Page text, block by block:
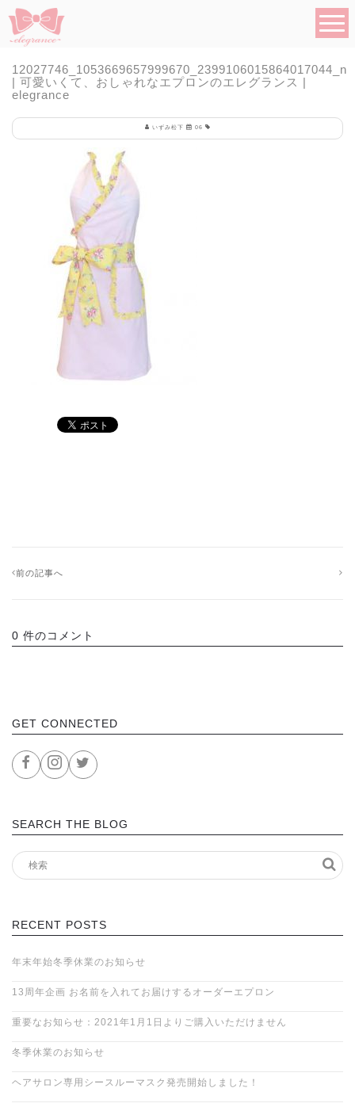
12027746_1053669657999670_2399106015864017044_n
| 可愛いくて、おしゃれなエプロンのエレグランス |
elegrance
いずみ松下 06
前の記事へ
0 件のコメント
GET CONNECTED
SEARCH THE BLOG
RECENT POSTS
年末年始冬季休業のお知らせ
13周年企画 お名前を入れてお届けするオーダーエプロン
重要なお知らせ：2021年1月1日よりご購入いただけません
冬季休業のお知らせ
ヘアサロン専用シースルーマスク発売開始しました！